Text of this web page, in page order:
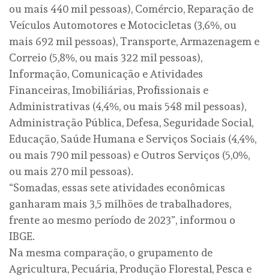
ou mais 440 mil pessoas), Comércio, Reparação de
Veículos Automotores e Motocicletas (3,6%, ou
mais 692 mil pessoas), Transporte, Armazenagem e
Correio (5,8%, ou mais 322 mil pessoas),
Informação, Comunicação e Atividades
Financeiras, Imobiliárias, Profissionais e
Administrativas (4,4%, ou mais 548 mil pessoas),
Administração Pública, Defesa, Seguridade Social,
Educação, Saúde Humana e Serviços Sociais (4,4%,
ou mais 790 mil pessoas) e Outros Serviços (5,0%,
ou mais 270 mil pessoas).
“Somadas, essas sete atividades econômicas
ganharam mais 3,5 milhões de trabalhadores,
frente ao mesmo período de 2023”, informou o
IBGE.
Na mesma comparação, o grupamento de
Agricultura, Pecuária, Produção Florestal, Pesca e